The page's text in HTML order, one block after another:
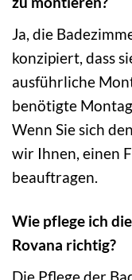
Ja, die
konzipiert, dass
ausführliche
benötigte
Wenn Sie sich
wir Ihnen, einen
beauftragen.
Wie pflege ich
Rovana richtig?
Die Pflege der